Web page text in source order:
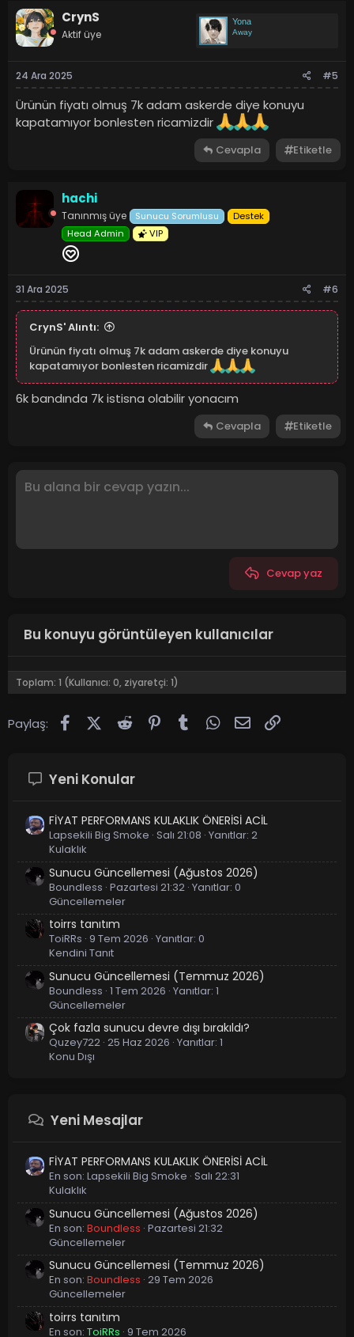
CrynS
Aktif üye
Yona
Away
24 Ara 2025 #5
Ürünün fiyatı olmuş 7k adam askerde diye konuyu
kapatamıyor bonlesten ricamizdir
Cevapla Etiketle
hachi
Tanınmış üye Sunucu Sorumlusu
Destek
Head Admin
VIP
31 Ara 2025 #6
CrynS' Alıntı:
Ürünün fiyatı olmuş 7k adam askerde diye konuyu
kapatamıyor bonlesten ricamizdir
6k bandında 7k istisna olabilir yonacım
Cevapla Etiketle
Cevap yaz
Bu konuyu görüntüleyen kullanıcılar
Toplam: 1 (Kullanıcı: 0, ziyaretçi: 1)
Paylaş: FacebookX (Twitter)
Reddit Pinterest
Tumblr WhatsApp
E-posta
Yeni Konular
FİYAT PERFORMANS KULAKLIK ÖNERİSİ ACİL
Lapsekili Big Smoke Salı 21:08 Yanıtlar: 2
Kulaklık
Sunucu Güncellemesi (Ağustos 2026)
Boundless Pazartesi 21:32 Yanıtlar: 0
Güncellemeler
toirrs tanıtım
ToiRRs 9 Tem 2026 Yanıtlar: 0
Kendini Tanıt
Sunucu Güncellemesi (Temmuz 2026)
Boundless 1 Tem 2026 Yanıtlar: 1
Güncellemeler
Çok fazla sunucu devre dışı bırakıldı?
Quzey722 25 Haz 2026 Yanıtlar: 1
Konu Dışı
Yeni Mesajlar
FİYAT PERFORMANS KULAKLIK ÖNERİSİ ACİL
En son: Lapsekili Big Smoke Salı 22:31
Kulaklık
Sunucu Güncellemesi (Ağustos 2026)
En son: Boundless Pazartesi 21:32
Güncellemeler
Sunucu Güncellemesi (Temmuz 2026)
En son: Boundless 29 Tem 2026
Güncellemeler
toirrs tanıtım
En son: ToiRRs 9 Tem 2026